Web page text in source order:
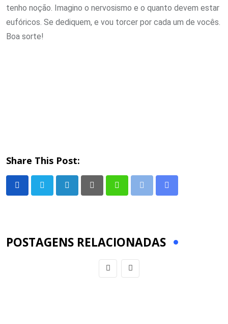
tenho noção. Imagino o nervosismo e o quanto devem estar
eufóricos. Se dediquem, e vou torcer por cada um de vocês.
Boa sorte!
Share This Post:
POSTAGENS RELACIONADAS